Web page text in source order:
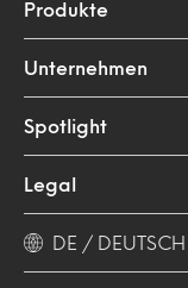
Produkte
Unternehmen
Spotlight
Legal
DE / DEUTSCH